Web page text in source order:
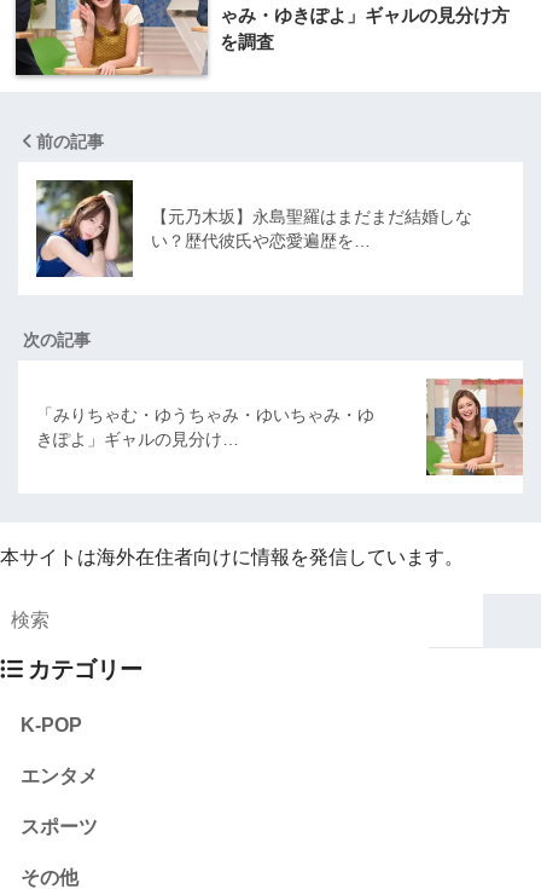
ゃみ・ゆきぽよ」ギャルの見分け方
を調査
前の記事
【元乃木坂】永島聖羅はまだまだ結婚しな
い？歴代彼氏や恋愛遍歴を…
次の記事
「みりちゃむ・ゆうちゃみ・ゆいちゃみ・ゆ
きぽよ」ギャルの見分け…
本サイトは海外在住者向けに情報を発信しています。
カテゴリー
K-POP
エンタメ
スポーツ
その他